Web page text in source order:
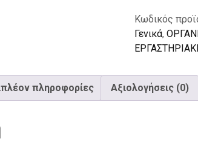
25g
ποσότητα
Κωδικός
Γενικά,
πληροφορίες Αξιολογήσεις (0)